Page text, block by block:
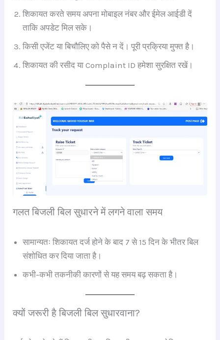
शिकायत करते समय अपना मोबाइल नंबर और ईमेल आईडी दें
ताकि अपडेट मिल सके।
किसी एजेंट या बिचौलिए को पैसे न दें। पूरी प्रक्रिया मुफ्त है।
शिकायत की रसीद या Complaint ID हमेशा सुरक्षित रखें।
गलत बिजली बिल सुधारने में लगने वाला समय
सामान्यतः शिकायत दर्ज होने के बाद 7 से 15 दिन के भीतर बिल
संशोधित कर दिया जाता है।
कभी-कभी तकनीकी कारणों से यह समय बढ़ सकता है।
क्यों जरूरी है बिजली बिल सुधारवाना?